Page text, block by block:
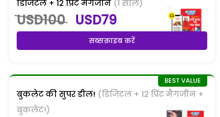
डिजिटल + 12 प्रिंट मैगजीन (1 साल)
USD100 USD79
सब्सक्राइब करें
बुकलेट की सुपर डील! (डिजिटल + 12 प्रिंट मैगजीन +
बुकलेट!)